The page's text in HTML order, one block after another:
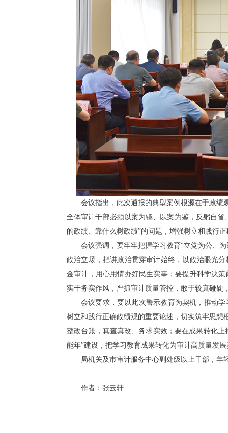
会议指出，此次通报的典型案例根源在于政绩
全体审计干部必须以案为镜、以案为鉴，反躬自
的政绩、靠什么树政绩”的问题，增强树立和践行
会议强调，要牢牢把握学习教育“立党为公、
政治立场，把讲政治贯穿审计始终，以政治眼光
金审计，用心用情办好民生实事；要提升科学决
实干务实作风，严抓审计质量管控，敢于较真碰
会议要求，要以此次警示教育为契机，推动
树立和践行正确政绩观的重要论述，切实筑牢思想
整改台账，真查真改、务求实效；要在成果转化
能年”建设，把学习教育成果转化为审计高质量发
局机关及市审计服务中心副处级以上干部，年
作者：张云轩